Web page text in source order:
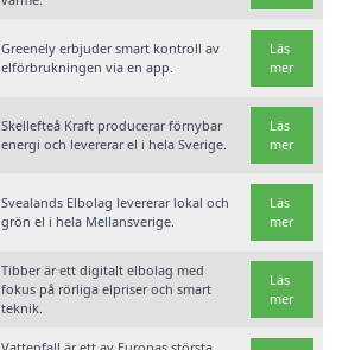
Greenely erbjuder smart kontroll av
elförbrukningen via en app.
Läs
mer
Skellefteå Kraft producerar förnybar
energi och levererar el i hela Sverige.
Läs
mer
Svealands Elbolag levererar lokal och
grön el i hela Mellansverige.
Läs
mer
Tibber är ett digitalt elbolag med
fokus på rörliga elpriser och smart
teknik.
Läs
mer
Vattenfall är ett av Europas största